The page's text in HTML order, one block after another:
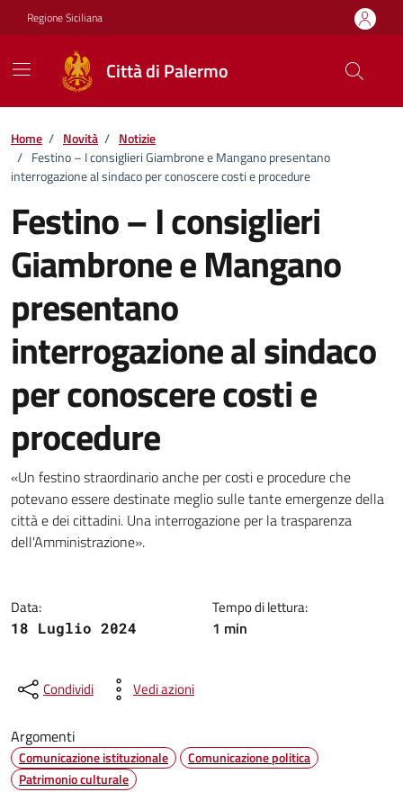
Vai ai contenuti
Vai al footer
Regione Siciliana
Città di Palermo
Home / Novità / Notizie
/ Festino – I consiglieri Giambrone e Mangano presentano
interrogazione al sindaco per conoscere costi e procedure
Festino – I consiglieri
Giambrone e Mangano
presentano
interrogazione al sindaco
per conoscere costi e
procedure
Dettagli della notizia
«Un festino straordinario anche per costi e procedure che
potevano essere destinate meglio sulle tante emergenze della
città e dei cittadini. Una interrogazione per la trasparenza
dell'Amministrazione».
Data:
18 Luglio 2024
Tempo di lettura:
1 min
Condividi Vedi azioni
Argomenti
Comunicazione istituzionale
Comunicazione politica
Patrimonio culturale